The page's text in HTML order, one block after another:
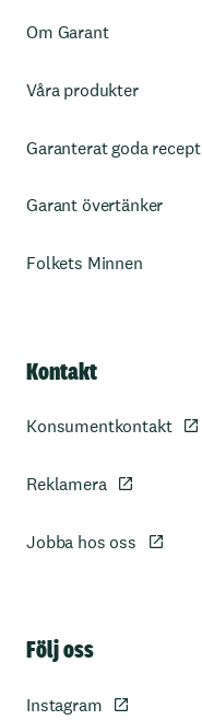
Om Garant
Våra produkter
Garanterat goda recept
Garant övertänker
Folkets Minnen
Kontakt
Konsumentkontakt
Reklamera
Jobba hos oss
Följ oss
Instagram